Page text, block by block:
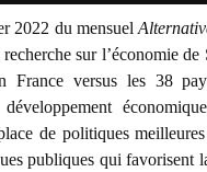
2022 du mensuel
sur l’économie de
France versus les 38
de politiques
publiques qui favorisent